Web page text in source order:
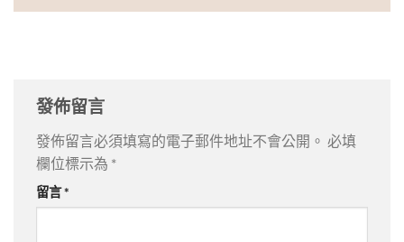
發佈留言
發佈留言必須填寫的電子郵件地址不會公開。 必填
欄位標示為 *
留言*